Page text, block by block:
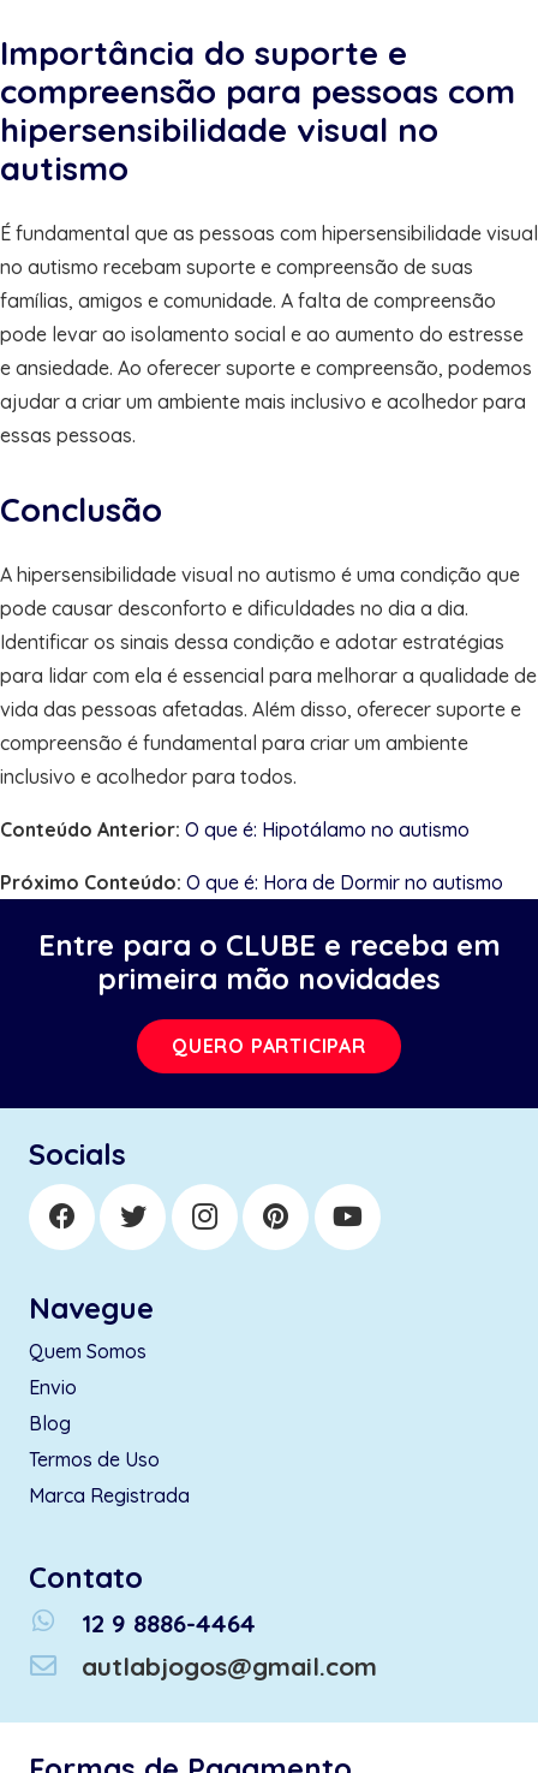
Importância do suporte e
compreensão para pessoas com
hipersensibilidade visual no
autismo
É fundamental que as pessoas com hipersensibilidade visual
no autismo recebam suporte e compreensão de suas
famílias, amigos e comunidade. A falta de compreensão
pode levar ao isolamento social e ao aumento do estresse
e ansiedade. Ao oferecer suporte e compreensão, podemos
ajudar a criar um ambiente mais inclusivo e acolhedor para
essas pessoas.
Conclusão
A hipersensibilidade visual no autismo é uma condição que
pode causar desconforto e dificuldades no dia a dia.
Identificar os sinais dessa condição e adotar estratégias
para lidar com ela é essencial para melhorar a qualidade de
vida das pessoas afetadas. Além disso, oferecer suporte e
compreensão é fundamental para criar um ambiente
inclusivo e acolhedor para todos.
Conteúdo Anterior: O que é: Hipotálamo no autismo
Próximo Conteúdo: O que é: Hora de Dormir no autismo
Entre para o CLUBE e receba em
primeira mão novidades
QUERO PARTICIPAR
Socials
Navegue
Quem Somos
Envio
Blog
Termos de Uso
Marca Registrada
Contato
whatsapp
12 9 8886-4464
autlabjogos@gmail.com